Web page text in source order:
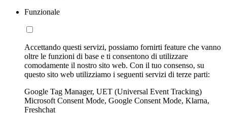
Funzionale
Accettando questi servizi, possiamo fornirti feature che vanno
oltre le funzioni di base e ti consentono di utilizzare
comodamente il nostro sito web. Con il tuo consenso, su
questo sito web utilizziamo i seguenti servizi di terze parti:
Google Tag Manager, UET (Universal Event Tracking)
Microsoft Consent Mode, Google Consent Mode, Klarna,
Freshchat